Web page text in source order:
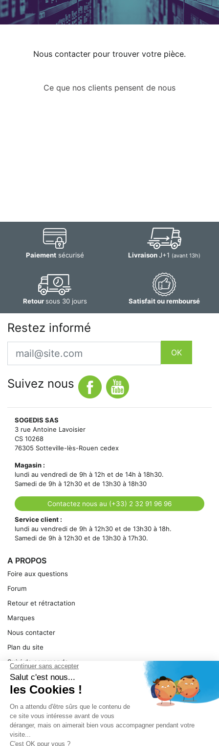
Nous contacter pour trouver votre pièce.
Ce que nos clients pensent de nous
Paiementsécurisé LivraisonJ+1 (avant 13h)
Retoursous 30 jours Satisfait ou remboursé
Restez informé
Email
OK
Suivez nous
SOGEDIS SAS
3 rue Antoine Lavoisier
CS 10268
76305 Sotteville-lès-Rouen cedex
Magasin :
lundi au vendredi de 9h à 12h et de 14h à 18h30.
Samedi de 9h à 12h30 et de 13h30 à 18h30
Contactez nous au (+33) 2 32 91 96 96
Service client :
lundi au vendredi de 9h à 12h30 et de 13h30 à 18h.
Samedi de 9h à 12h30 et de 13h30 à 17h30.
A PROPOS
Foire aux questions
Forum
Retour et rétractation
Marques
Nous contacter
Plan du site
Suivi de commande
Ma facture
Mentions légales
Conditions générales
SERVICE
Pièces détachées